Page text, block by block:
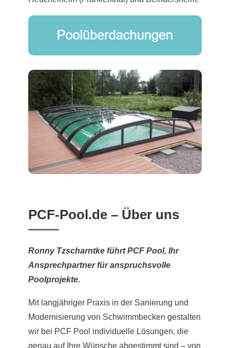
PCF-Pool.de – Über uns
Ronny Tzscharntke führt PCF Pool, Ihr
Ansprechpartner für anspruchsvolle
Poolprojekte.
Mit langjähriger Praxis in der Sanierung und
Modernisierung von Schwimmbecken gestalten
wir bei PCF Pool individuelle Lösungen, die
genau auf Ihre Wünsche abgestimmt sind – von